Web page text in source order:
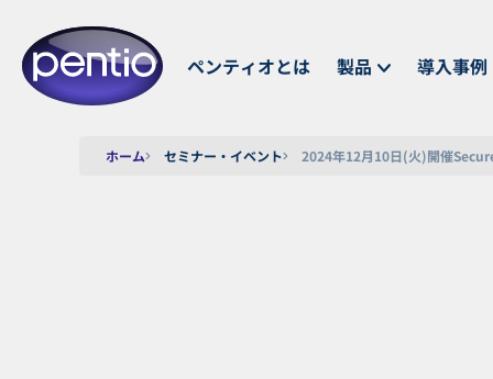
ペンティオとは 製品 導入事例
ホーム セミナー・イベント 2024年12月10日(火)開催